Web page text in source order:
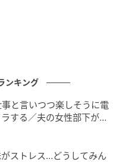
のインターホンを押
いつもの調子で言いか
しだけだし」
ンキング
と言いつつ楽しそうに電
する／夫の女性部下が気
ストレス…どうしてみん